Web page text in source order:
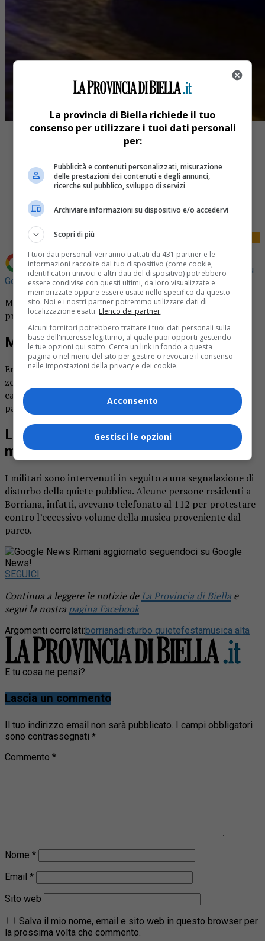
Tweet
Aggiungi La Provincia di Biella come Fonte preferita su
Google
Mega party non autorizzato scoperto in seguito alle
proteste dei residenti per la musica troppo alta.
Mega party all’aperto
Era una festa di compleanno quella organizzata ieri nella
zona del parco della Bessa, dopo le cave di Mongrando. I
carabinieri, giunti sul posto, hanno identificato i
partecipanti, vale a dire un centinaio di persone.
La segnalazione dei residenti a
mezzanotte
I militari sono intervenuti in seguito a una segnalazione di
disturbo della quiete pubblica. Alcune persone residenti a
Borriana, infatti, avevano telefonato al 112 per protestare
contro l’eccessivo volume della musica proveniente dal
parco.
Rimani aggiornato seguendoci su Google
News!
SEGUICI
Continua a leggere le notizie deLa Provincia di Biella e
segui la nostra pagina Facebook
Argomenti correlati:borrianadisturbo quietefestamusica alta
E tu cosa ne pensi?
Lascia un commento
Il tuo indirizzo email non sarà pubblicato.
I campi obbligatori
sono contrassegnati *
Commento *
Nome *
Email *
Sito web
Salva il mio nome, email e sito web in questo browser per
la prossima volta che commento.
La provincia di Biella richiede il tuo
consenso per utilizzare i tuoi dati personali
per:
Pubblicità e contenuti personalizzati, misurazione
delle prestazioni dei contenuti e degli annunci,
ricerche sul pubblico, sviluppo di servizi
Archiviare informazioni su dispositivo e/o accedervi
Scopri di più
I tuoi dati personali verranno trattati da 431 partner e le
informazioni raccolte dal tuo dispositivo (come cookie,
identificatori univoci e altri dati del dispositivo) potrebbero
essere condivise con questi ultimi, da loro visualizzate e
memorizzate oppure essere usate nello specifico da questo
sito. Noi e i nostri partner potremmo utilizzare dati di
localizzazione esatti. Elenco dei partner.
Alcuni fornitori potrebbero trattare i tuoi dati personali sulla
base dell'interesse legittimo, al quale puoi opporti gestendo
le tue opzioni qui sotto. Cerca un link in fondo a questa
pagina o nel menu del sito per gestire o revocare il consenso
nelle impostazioni della privacy e dei cookie.
Acconsento
Gestisci le opzioni